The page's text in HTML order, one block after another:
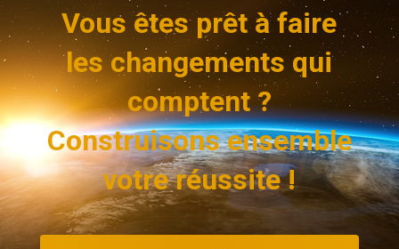
Vous êtes prêt à faire
les changements qui
comptent ?
Construisons ensemble
votre réussite !